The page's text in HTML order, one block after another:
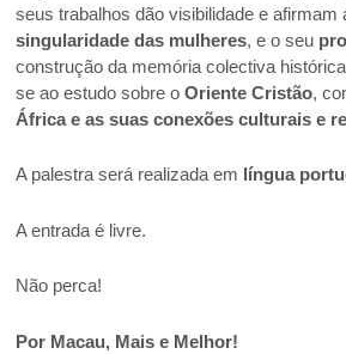
seus trabalhos dão visibilidade e afirmam
singularidade das mulheres, e o seu
construção da memória colectiva
se ao estudo sobre oOriente Cristão,
África e as suas conexões culturais e
A palestra será realizada em língua
A entrada é livre.
Não perca!
Por Macau, Mais e Melhor!